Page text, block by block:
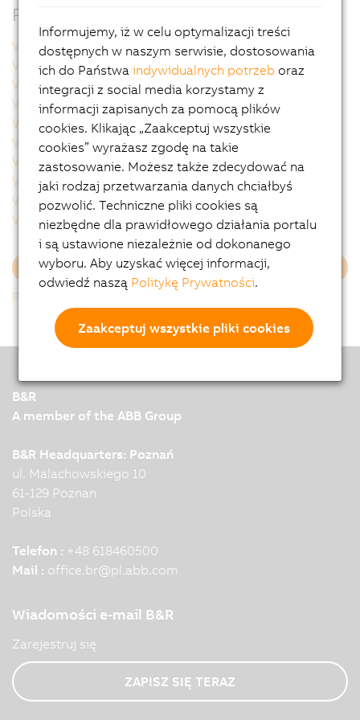
Produkty powiązane
VAC0YC020
VAC0YC067
VCA0Y01.0005
VCA0Y01.0010
VCA0Y01.0020
VCA0Y01.0050
VCA0Y01.0100
VCA0Y01.0150
VCA0Y01.0200
VCA0Y01.0300
VCA0Y11.0010
VCA0Y11.0020
VCA0Y11.0050
VCA0Y11.0100
VCA0Y11.0150
VCA1L01.0020
VCA1L01.0050
VCA1L01.0100
VCA1L01.0200
VCA1L11.0020
Załaduj więcej
Powrót do listy
B&R
A member of the ABB Group
B&R Headquarters: Poznań
ul. Malachowskiego 10
61-129 Poznan
Polska
Telefon : +48 618460500
Mail : office.br@pl.abb.com
Wiadomości e-mail B&R
Zarejestruj się
ZAPISZ SIĘ TERAZ
Informujemy, iż w celu optymalizacji treści
dostępnych w naszym serwisie, dostosowania
ich do Państwaindywidualnych potrzeb oraz
integracji z social media korzystamy z
informacji zapisanych za pomocą plików
cookies. Klikając „Zaakceptuj wszystkie
cookies” wyrażasz zgodę na takie
zastosowanie. Możesz także zdecydować na
jaki rodzaj przetwarzania danych chciałbyś
pozwolić. Techniczne pliki cookies są
niezbędne dla prawidłowego działania portalu
i są ustawione niezależnie od dokonanego
wyboru. Aby uzyskać więcej informacji,
odwiedź naszą Politykę Prywatności.
Zaakceptuj wszystkie pliki cookies